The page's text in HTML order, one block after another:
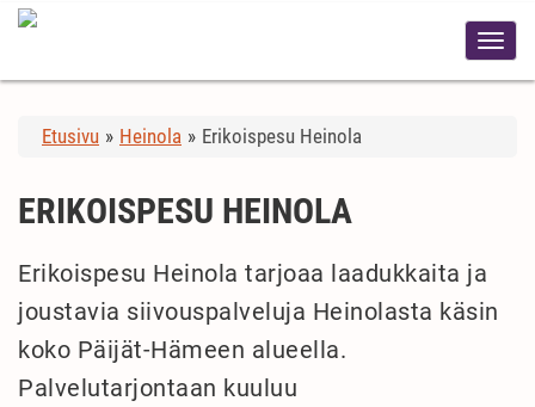
Etusivu » Heinola » Erikoispesu Heinola
ERIKOISPESU HEINOLA
Erikoispesu Heinola tarjoaa laadukkaita ja
joustavia siivouspalveluja Heinolasta käsin
koko Päijät-Hämeen alueella.
Palvelutarjontaan kuuluu